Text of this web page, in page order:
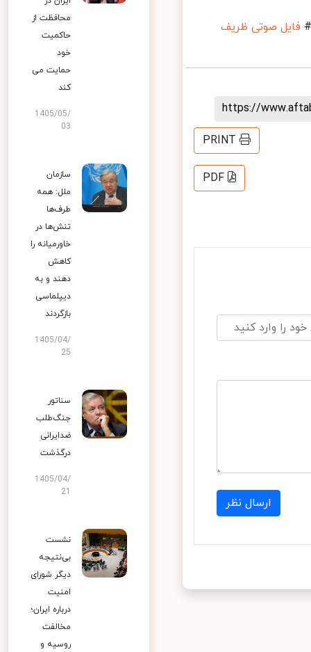
فایل صوتی ظریف
https://
PRINT
PDF
ارسال نظر
محافظت از
حاکمیت
خود
حمایت می
کند
1405/05/
03
سازمان
ملل: همه
طرف‌ها
تنش‌ها در
خاورمیانه را
کاهش
دهند و به
دیپلماسی
بازگردند
1405/04/
25
سناتور
جنگ‌طلب
ضدایرانی
درگذشت
1405/04/
نشست
بی‌نتیجه
دیگر شورای
امنیت
درباره ایران؛
مخالفت
روسیه و